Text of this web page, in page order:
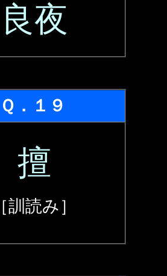
良夜
Ｑ．１９
擅
［訓読み］